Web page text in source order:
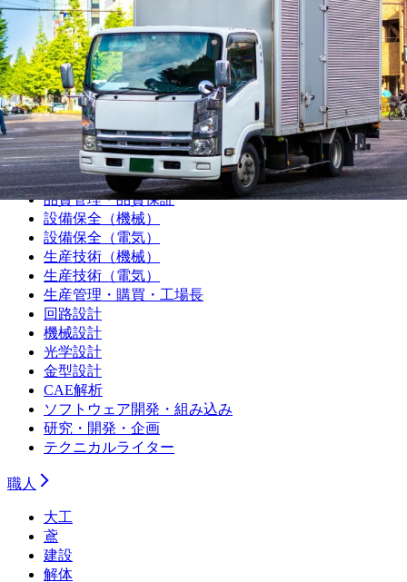
機械加工（マシニング）
機械加工（プレス・板金）
機械加工（樹脂）
機械加工（溶接）
機械加工（その他）
組み立て・製造オペレーター
プラントオペレーター
食品・飲料・医薬品製造オペレーター
サービスエンジニア・フィールドエンジニア
シーケンス制御（PLC・シーケンス・ラダー）
品質管理・品質保証
設備保全（機械）
設備保全（電気）
生産技術（機械）
生産技術（電気）
生産管理・購買・工場長
回路設計
機械設計
光学設計
金型設計
CAE解析
ソフトウェア開発・組み込み
研究・開発・企画
テクニカルライター
職人
大工
鳶
建設
解体